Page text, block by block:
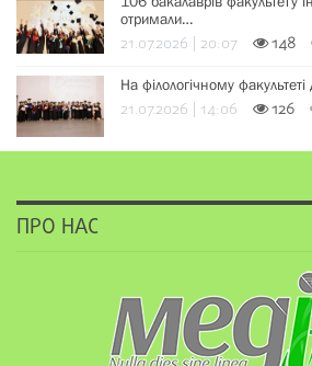
отримали…
21.07.2026 | 20:07 148
На філологічному
21.07.2026 | 14:06 126
ПРО НАС